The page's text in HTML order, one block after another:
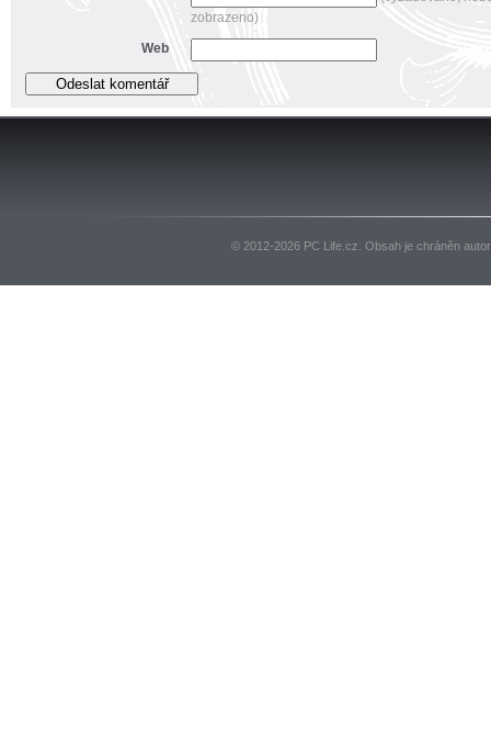
zobrazeno)
Web
© 2012-2026 PC Life.cz. Obsah je chráněn